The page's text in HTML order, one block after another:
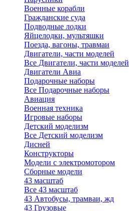
Военные корабли
Гражданские суда
Подводные лодки
Яйцелодки, мультяшки
Поезда, вагоны, травмаи
Двигатели, части моделей
Все Двигатели, части моделей
Двигатели Авиа
Подарочные наборы
Все Подарочные наборы
Авиация
Военная техника
Игровые наборы
Детский моделизм
Все Детский моделизм
Дисней
Конструкторы
Модели с электромотором
Сборные модели
43 масштаб
Все 43 масштаб
43 Автобусы, трамваи, жд
43 Грузовые